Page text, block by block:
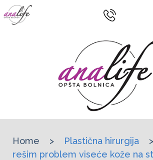
Home > Plastična hirurgija >
rešim problem viseće kože na